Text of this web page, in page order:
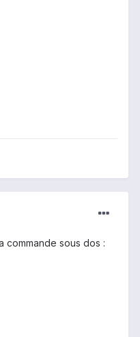
commande sous dos :